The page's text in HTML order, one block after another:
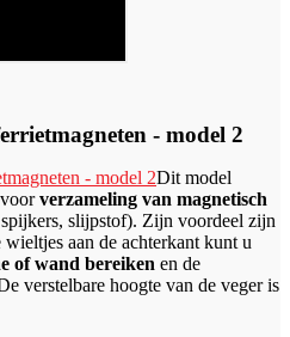
- model 2
Dit model
verzameling van magnetisch
spijkers, slijpstof). Zijn voordeel zijn
aan de achterkant kunt u
of wand bereiken en de
verstelbare hoogte van de veger is